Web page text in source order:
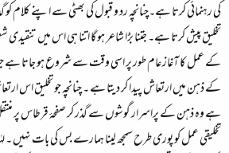
کی رہنمائی کرتا ہے۔چنانچہ رد و قبول کی بھٹی سے اپنے کلام
تخلیق پیش کرتا ہے۔ جتنا بڑا شاعر ہو گا اتنا ہی اس میں تنقیدی
کے عمل کا آغاز عام طور پر اسی وقت سے شروع ہو جاتا ہے جب
کے ذہن میں ارتعاش پیدا کر دیتا ہے ۔ چنانچہ جو تخلیق اس
ہے وہ ذہن کے پراسرار گوشوں سے گذر کر صفحۂ قرطاس پر
تخلیقی عمل کو پوری طرح سمجھ لینا ہمارے بس کی بات نہیں ۔